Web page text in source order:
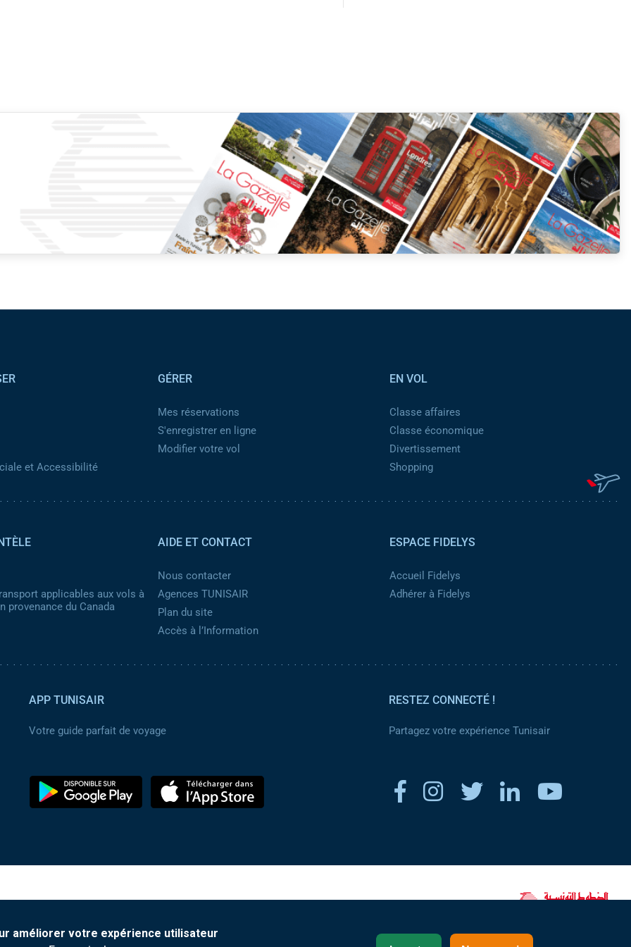
et Accessibilité
GÉRER
Mes réservations
S'enregistrer en ligne
Modifier votre vol
EN VOL
Classe affaires
Classe économique
Divertissement
Shopping
applicables aux vols à
provenance du Canada
AIDE ET CONTACT
Nous contacter
Agences TUNISAIR
Plan du site
Accès à l’Information
ESPACE FIDELYS
Accueil Fidelys
Adhérer à Fidelys
APP TUNISAIR
Votre guide parfait de voyage
RESTEZ CONNECTÉ !
Partagez votre expérience Tunisair
améliorer votre expérience utilisateur